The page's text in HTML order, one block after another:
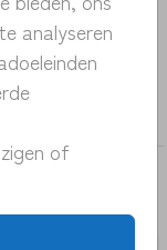
analyseren
of
OOK